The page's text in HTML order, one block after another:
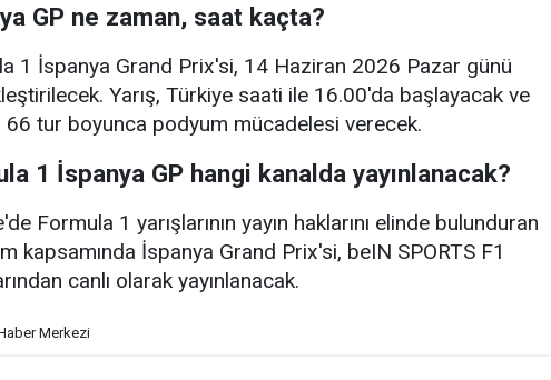
GP ne zaman, saat kaçta?
1 İspanya Grand Prix'si, 14 Haziran 2026 Pazar günü
Yarış, Türkiye saati ile 16.00'da başlayacak ve
66 tur boyunca podyum mücadelesi verecek.
1 İspanya GP hangi kanalda yayınlanacak?
Formula 1 yarışlarının yayın haklarını elinde bulunduran
kapsamında İspanya Grand Prix'si, beIN SPORTS F1
canlı olarak yayınlanacak.
Merkezi